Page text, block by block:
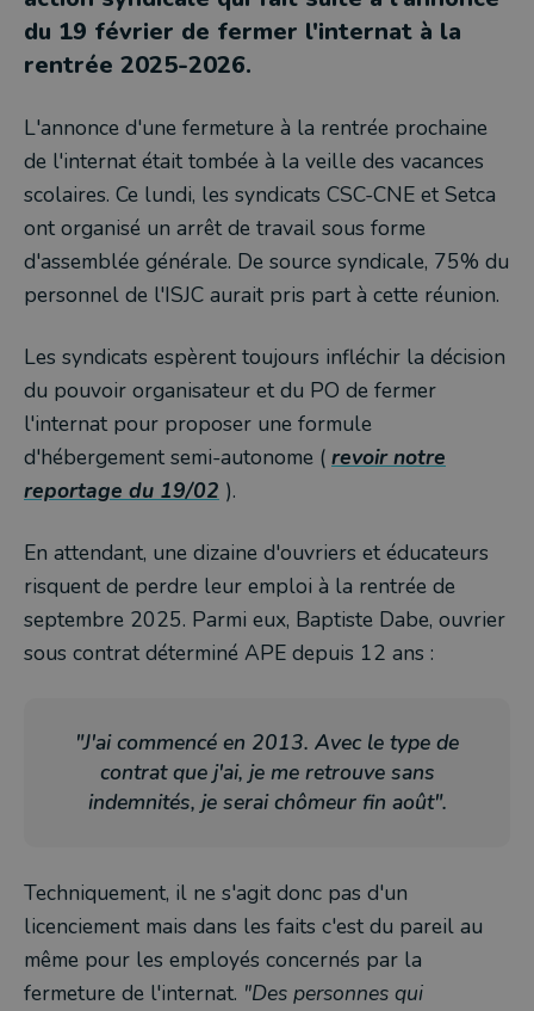
du 19 février de fermer l'internat à la
rentrée 2025-2026.
L'annonce d'une fermeture à la rentrée prochaine
de l'internat était tombée à la veille des vacances
scolaires. Ce lundi, les syndicats CSC-CNE et Setca
ont organisé un arrêt de travail sous forme
d'assemblée générale. De source syndicale, 75% du
personnel de l'ISJC aurait pris part à cette réunion.
Les syndicats espèrent toujours infléchir la décision
du pouvoir organisateur et du PO de fermer
l'internat pour proposer une formule
d'hébergement semi-autonome ( revoir notre
reportage du 19/02 ).
En attendant, une dizaine d'ouvriers et éducateurs
risquent de perdre leur emploi à la rentrée de
septembre 2025. Parmi eux, Baptiste Dabe, ouvrier
sous contrat déterminé APE depuis 12 ans :
"J'ai commencé en 2013. Avec le type de
contrat que j'ai, je me retrouve sans
indemnités, je serai chômeur fin août".
Techniquement, il ne s'agit donc pas d'un
licenciement mais dans les faits c'est du pareil au
même pour les employés concernés par la
fermeture de l'internat. "Des personnes qui